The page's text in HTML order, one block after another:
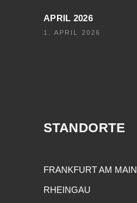
APRIL 2026
1. APRIL 2026
STANDORTE
FRANKFURT AM MAIN
RHEINGAU